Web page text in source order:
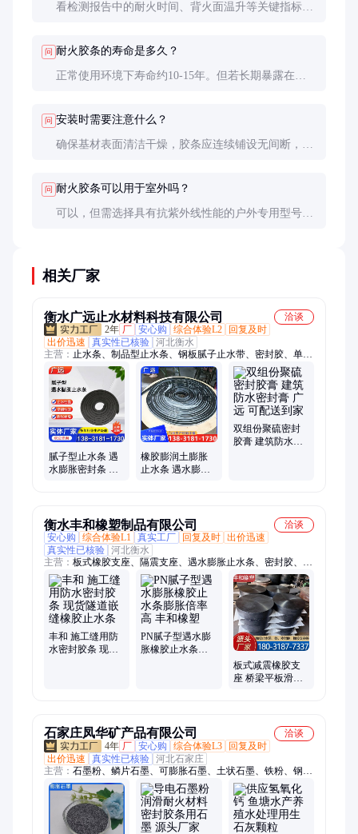
看检测报告中的耐火时间、背火面温升等关键指标。
问 耐火胶条的寿命是多久？
正常使用环境下寿命约10-15年。但若长期暴露在紫
问 安装时需要注意什么？
确保基材表面清洁干燥，胶条应连续铺设无间断，接
问 耐火胶条可以用于室外吗？
可以，但需选择具有抗紫外线性能的户外专用型号，
相关厂家
衡水广远止水材料科技有限公司
洽谈
2年 厂 安心购 综合体验L2
回复及时
出价迅速
真实性已核验 河北衡水
主营： 止水条、制品型止水条、钢板腻子止水带、密封胶、单组
份聚氨酯密封胶、双组份聚氨酯密封胶、双组份聚硫密封胶、防
水密封胶条、聚氨酯密封胶、遇水膨胀橡胶条、遇水膨胀止水
条、接缝防水胶、闭孔泡沫板、双面自粘薄片、防水补漏自粘
片、遇水膨胀止水胶、丁基腻子橡胶自粘薄片、橡胶制品专用粘
合剂、橡胶止水带、柔性填料、膨胀止水环、盾构粘合剂
腻子型止水条 遇
水膨胀密封条 黑
橡胶膨润土膨胀
止水条 遇水膨胀
双组份聚硫密封
胶膏 建筑防水密
衡水丰和橡塑制品有限公司
洽谈
安心购
综合体验L1 真实工厂 回复及时 出价迅速
真实性已核验 河北衡水
主营： 板式橡胶支座、隔震支座、遇水膨胀止水条、密封胶、橡
胶止水带、桥梁伸缩缝
丰和 施工缝用防
水密封胶条 现货
PN腻子型遇水膨
胀橡胶止水条膨
板式减震橡胶支
座 桥梁平板滑动
石家庄凤华矿产品有限公司
洽谈
4年 厂 安心购 综合体验L3
回复及时
出价迅速
真实性已核验 河北石家庄
主营： 石墨粉、鳞片石墨、可膨胀石墨、土状石墨、铁粉、钢
砂、硅藻土、膨润土、铁砂、玻璃微珠、莫来砂、蒙脱石粉